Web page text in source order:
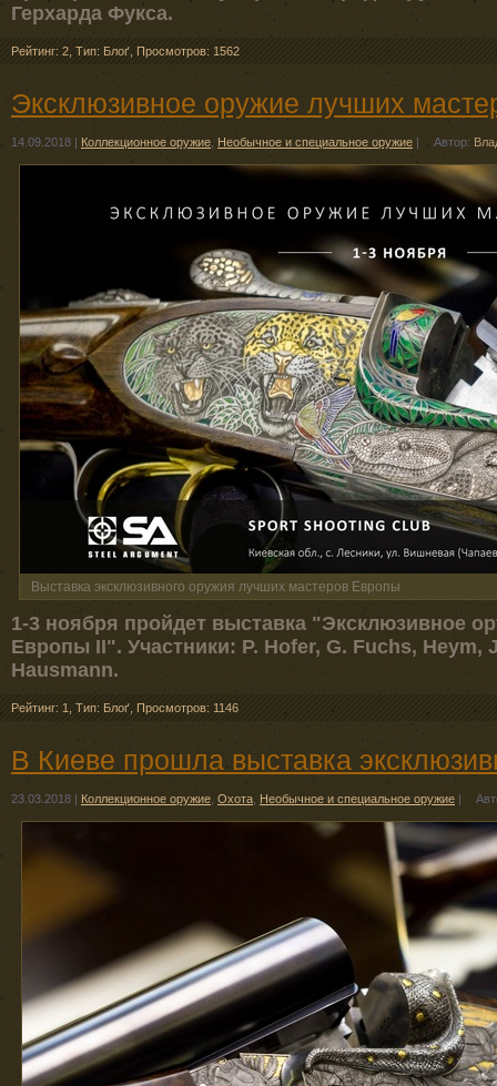
Герхарда Фукса.
Рейтинг: 2 Тип: Блоґ Просмотров: 1562
Эксклюзивное оружие лучших
14.09.2018 | Коллекционное оружие Необычное и специальное оружие | Автор:
Выставка эксклюзивного оружия лучших мастеров Европы
1-3 ноября пройдет выставка "Эксклюзивное
Европы II". Участники: P. Hofer, G. Fuchs, Heym,
Hausmann.
Рейтинг: 1 Тип: Блоґ Просмотров: 1146
В Киеве прошла выставка
23.03.2018 | Коллекционное оружие Охота Необычное и специальное оружие |